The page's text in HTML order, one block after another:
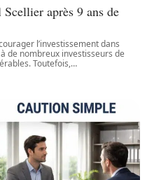
après 9 ans de
l’investissement dans
de nombreux investisseurs de
Toutefois,…